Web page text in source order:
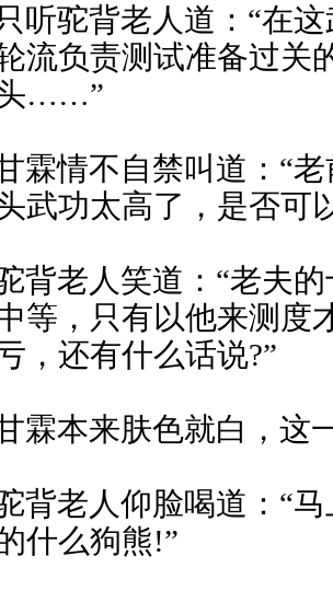
听驼背老人道：“在
流负责测试准备过关
……”
霖情不自禁叫道：“
武功太高了，是否可
背老人笑道：“老夫
等，只有以他来测度
，还有什么话说?”
霖本来肤色就白，这
背老人仰脸喝道：“
什么狗熊!”